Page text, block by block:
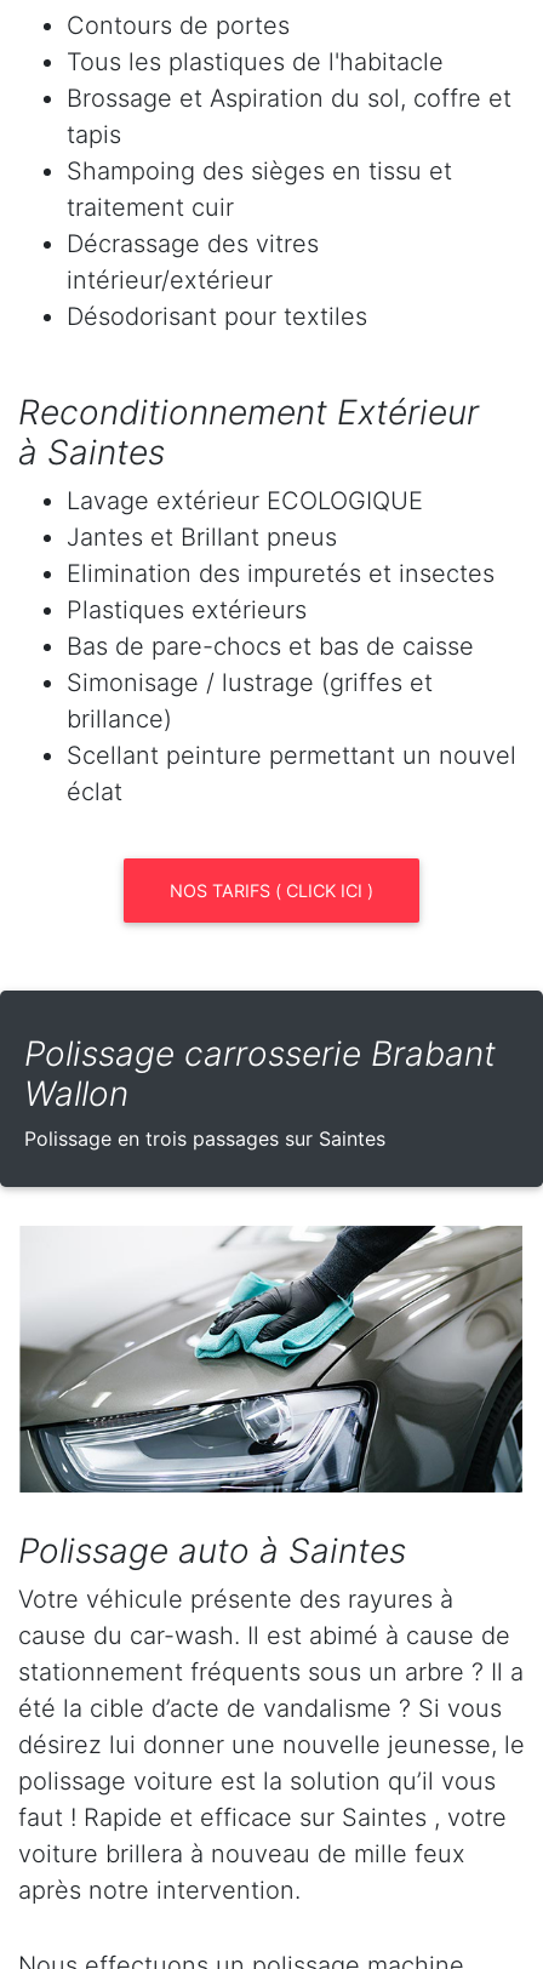
Contours de portes
Tous les plastiques de l'habitacle
Brossage et Aspiration du sol, coffre et
tapis
Shampoing des sièges en tissu et
traitement cuir
Décrassage des vitres
intérieur/extérieur
Désodorisant pour textiles
Reconditionnement Extérieur
à Saintes
Lavage extérieur ECOLOGIQUE
Jantes et Brillant pneus
Elimination des impuretés et insectes
Plastiques extérieurs
Bas de pare-chocs et bas de caisse
Simonisage / lustrage (griffes et
brillance)
Scellant peinture permettant un nouvel
éclat
NOS TARIFS ( CLICK ICI )
Polissage carrosserie Brabant
Wallon
Polissage en trois passages sur Saintes
Polissage auto à Saintes
Votre véhicule présente des rayures à
cause du car-wash. Il est abimé à cause de
stationnement fréquents sous un arbre ? Il a
été la cible d’acte de vandalisme ? Si vous
désirez lui donner une nouvelle jeunesse, le
polissage voiture est la solution qu’il vous
faut ! Rapide et efficace sur Saintes , votre
voiture brillera à nouveau de mille feux
après notre intervention.